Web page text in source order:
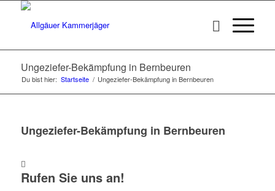
Ungeziefer-Bekämpfung in Bernbeuren
Du bist hier: Startseite / Ungeziefer-Bekämpfung in Bernbeuren
Ungeziefer-Bekämpfung in Bernbeuren
Rufen Sie uns an!